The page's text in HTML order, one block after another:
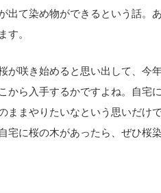
出て染め物ができるという話
。
が咲き始めると思い出して、今
から入手するかですよね。自宅
まやりたいなという思いだけ
宅に桜の木があったら、ぜひ桜